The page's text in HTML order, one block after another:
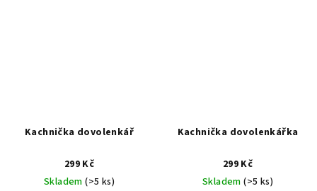
Kachnička dovolenkář
299 Kč
Skladem(>5 ks)
Kachnička dovolenkářka
299 Kč
Skladem(>5 ks)